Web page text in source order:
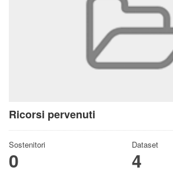
Ricorsi pervenuti
Sostenitori
0
Dataset
4